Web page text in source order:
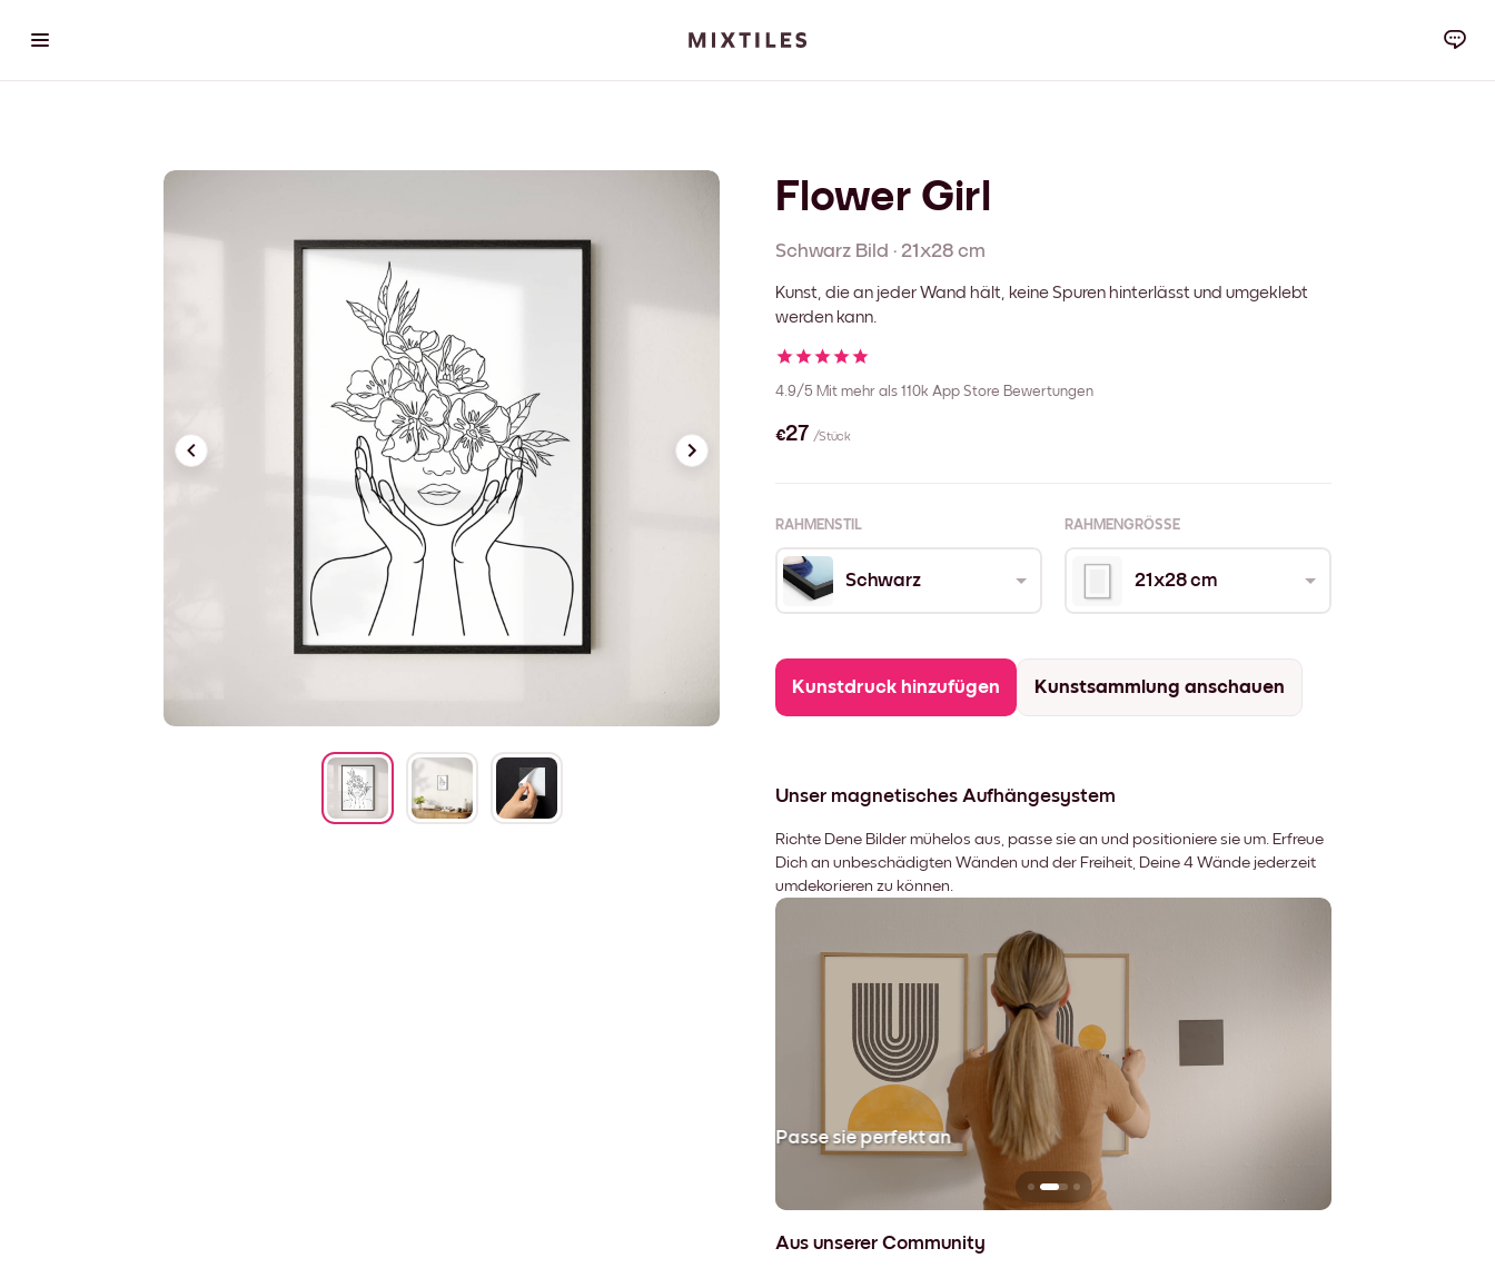
Flower Girl
Schwarz Bild · 21x28 cm
Kunst, die an jeder Wand hält, keine Spuren hinterlässt und umgeklebt
werden kann.
4.9/5 Mit mehr als 110k App Store Bewertungen
€27 /Stück
RAHMENSTIL RAHMENGRÖSSE
Schwarz 21x28 cm
Kunstdruck hinzufügen Kunstsammlung anschauen
Unser magnetisches Aufhängesystem
Richte Dene Bilder mühelos aus, passe sie an und positioniere sie um. Erfreue
Dich an unbeschädigten Wänden und der Freiheit, Deine 4 Wände jederzeit
umdekorieren zu können.
Passe sie perfekt an
Aus unserer Community